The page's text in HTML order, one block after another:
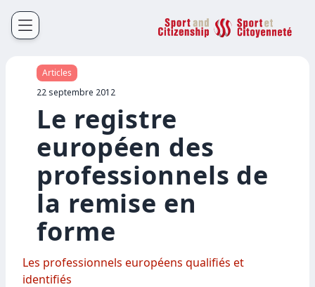
Sport et Citoyenneté
Français
Articles
22 septembre 2012
Le registre
européen des
professionnels de
la remise en
forme
Les professionnels européens qualifiés et
identifiés